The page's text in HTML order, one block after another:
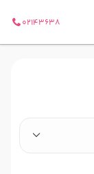
02143638